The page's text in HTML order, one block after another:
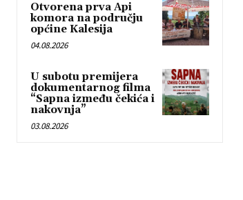
Otvorena prva Api
komora na području
općine Kalesija
04.08.2026
U subotu premijera
dokumentarnog filma
“Sapna između čekića i
nakovnja”
03.08.2026